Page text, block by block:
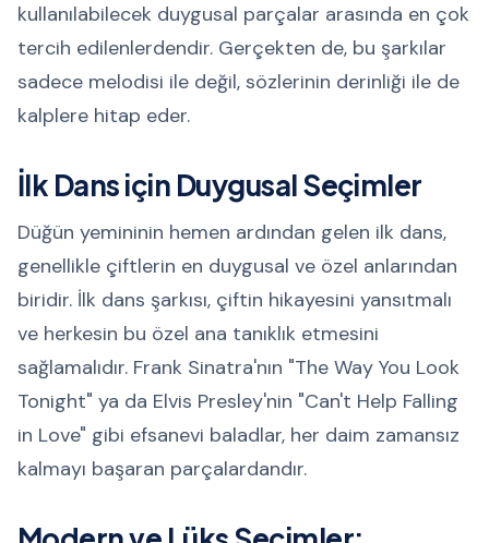
kullanılabilecek duygusal parçalar arasında en çok
tercih edilenlerdendir. Gerçekten de, bu şarkılar
sadece melodisi ile değil, sözlerinin derinliği ile de
kalplere hitap eder.
İlk Dans için Duygusal Seçimler
Düğün yemininin hemen ardından gelen ilk dans,
genellikle çiftlerin en duygusal ve özel anlarından
biridir. İlk dans şarkısı, çiftin hikayesini yansıtmalı
ve herkesin bu özel ana tanıklık etmesini
sağlamalıdır. Frank Sinatra'nın "The Way You Look
Tonight" ya da Elvis Presley'nin "Can't Help Falling
in Love" gibi efsanevi baladlar, her daim zamansız
kalmayı başaran parçalardandır.